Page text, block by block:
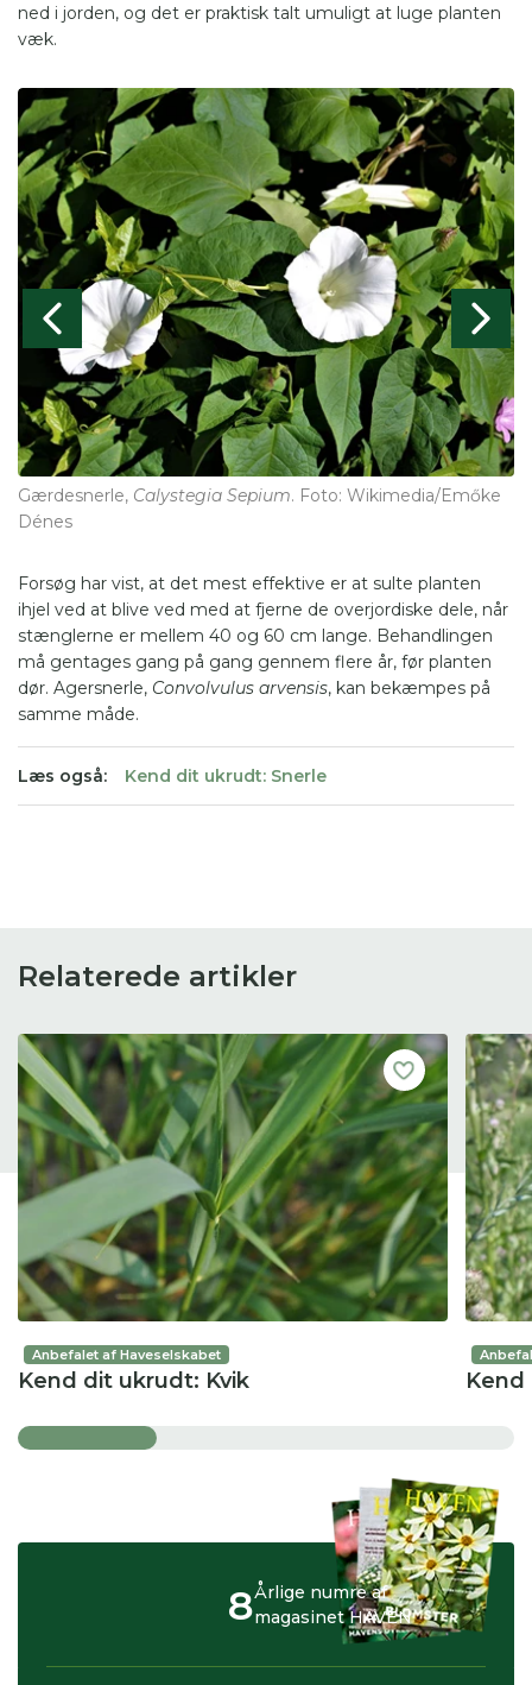
ned i jorden, og det er praktisk talt umuligt at luge planten
væk.
Gærdesnerle, Calystegia Sepium. Foto: Wikimedia/Emőke
Dénes
Forsøg har vist, at det mest effektive er at sulte planten
ihjel ved at blive ved med at fjerne de overjordiske dele, når
stænglerne er mellem 40 og 60 cm lange. Behandlingen
må gentages gang på gang gennem flere år, før planten
dør. Agersnerle, Convolvulus arvensis, kan bekæmpes på
samme måde.
Læs også: Kend dit ukrudt: Snerle
Relaterede artikler
Anbefalet af Haveselskabet
Kend dit ukrudt: Kvik
Årlige numre af
magasinet HAVEN
8